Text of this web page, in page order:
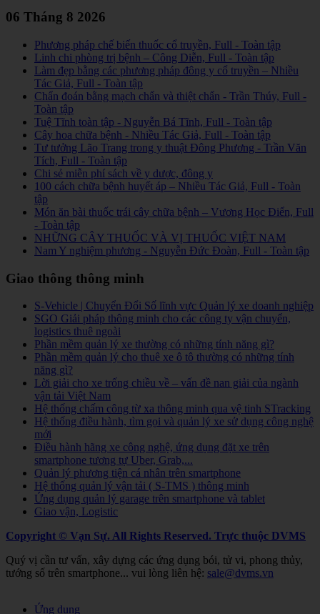
06 Tháng 8 2026
Phương pháp chế biến thuốc cổ truyền, Full - Toàn tập
Linh chi phòng trị bệnh – Công Diễn, Full - Toàn tập
Làm đẹp bằng các phương pháp đông y cổ truyền – Nhiều
Tác Giả, Full - Toàn tập
Chẩn đoán bằng mạch chẩn và thiệt chẩn - Trần Thúy, Full -
Toàn tập
Tuệ Tĩnh toàn tập - Nguyễn Bá Tĩnh, Full - Toàn tập
Cây hoa chữa bệnh - Nhiều Tác Giả, Full - Toàn tập
Tư tưởng Lão Trang trong y thuật Đông Phương - Trần Văn
Tích, Full - Toàn tập
Chi sẻ miễn phí sách về y dược, đông y
100 cách chữa bệnh huyết áp – Nhiều Tác Giả, Full - Toàn
tập
Món ăn bài thuốc trái cây chữa bệnh – Vương Học Điển, Full
- Toàn tập
NHỮNG CÂY THUỐC VÀ VỊ THUỐC VIỆT NAM
Nam Y nghiệm phương - Nguyễn Đức Đoàn, Full - Toàn tập
Giao thông thông minh
S-Vehicle | Chuyển Đổi Số lĩnh vực Quản lý xe doanh nghiệp
SGO Giải pháp thông minh cho các công ty vận chuyển,
logistics thuê ngoài
Phần mềm quản lý xe thường có những tính năng gì?
Phần mềm quản lý cho thuê xe ô tô thường có những tính
năng gì?
Lời giải cho xe trống chiều về – vấn đề nan giải của ngành
vận tải Việt Nam
Hệ thống chấm công từ xa thông minh qua vệ tinh STracking
Hệ thống điều hành, tìm gọi và quản lý xe sử dụng công nghệ
mới
Điều hành hãng xe công nghệ, ứng dụng đặt xe trên
smartphone tương tự Uber, Grab,...
Quản lý phương tiện cá nhân trên smartphone
Hệ thống quản lý vận tải ( S-TMS ) thông minh
Ứng dụng quản lý garage trên smartphone và tablet
Giao vận, Logistic
Copyright © Vạn Sự. All Rights Reserved. Trực thuộc DVMS
Quý vị cần tư vấn, xây dựng các ứng dụng bói, tử vi, phong thủy,
tướng số trên smartphone... vui lòng liên hệ: sale@dvms.vn
Ứng dụng